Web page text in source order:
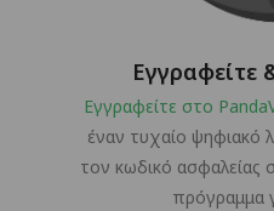
Εγγραφείτε
Εγγραφείτε στο
έναν τυχαίο ψηφιακό
τον κωδικό ασφαλείας
πρόγραμμα